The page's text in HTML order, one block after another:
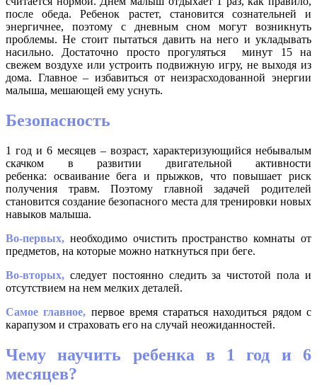
после обеда. Ребенок растет, становится сознательней и
энергичнее, поэтому с дневным сном могут возникнуть
проблемы. Не стоит пытаться давить на него и укладывать
насильно. Достаточно просто прогуляться минут 15 на
свежем воздухе или устроить подвижную игру, не выходя из
дома. Главное – избавиться от неизрасходованной энергии
малыша, мешающей ему уснуть.
Безопасность
1 год и 6 месяцев – возраст, характеризующийся небывалым
скачком в развитии двигательной активности
ребенка: осваивание бега и прыжков, что повышает риск
получения травм. Поэтому главной задачей родителей
становится создание безопасного места для тренировки новых
навыков малыша.
Во-первых, необходимо очистить пространство комнаты от
предметов, на которые можно наткнуться при беге.
Во-вторых, следует постоянно следить за чистотой пола и
отсутствием на нем мелких деталей.
Самое главное, первое время стараться находиться рядом с
карапузом и страховать его на случай неожиданностей.
Чему научить ребенка в 1 год и 6
месяцев?